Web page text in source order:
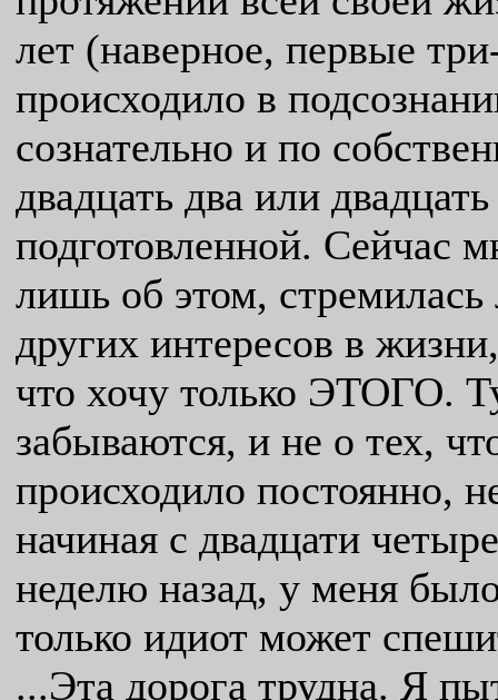
лет (наверное, первые
происходило в
сознательно и по
двадцать два или
подготовленной. Сейчас
лишь об этом,
других интересов в
что хочу только ЭТОГО.
забываются, и не о тех,
происходило постоянно,
начиная с двадцати
неделю назад, у меня
только идиот может
...Эта дорога трудна. Я